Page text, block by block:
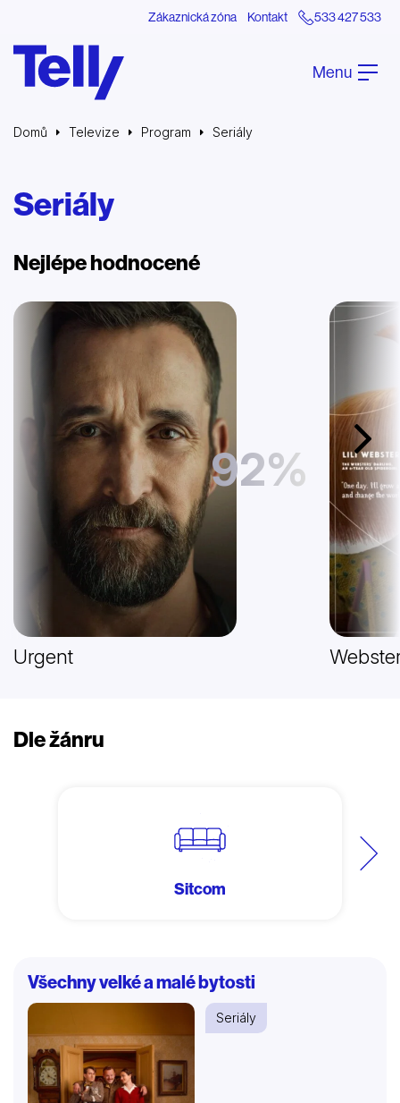
Zákaznická zóna Kontakt 533 427 533
Menu
Domů Televize Program Seriály
Seriály
Nejlépe hodnocené
Další
92%
Urgent
Dle žánru
Další
Sitcom
Všechny velké a malé bytosti
Seriály